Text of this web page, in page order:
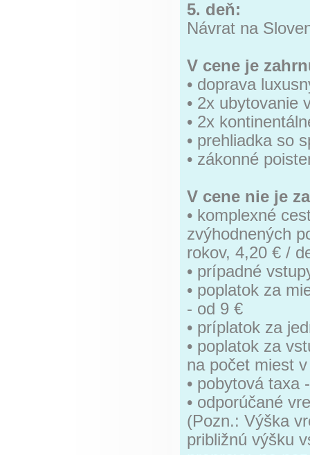
5. deň:
Návrat na
V cene je
• doprava
• 2x ubytovanie
• 2x
• prehliadka so
• zákonné
V cene nie je
• komplexné
zvýhodnených
rokov, 4,20 € /
• prípadné
• poplatok za
- od 9 €
• príplatok za
• poplatok za
na počet miest
• pobytová taxa
• odporúčané
(Pozn.: Výška
približnú výšku